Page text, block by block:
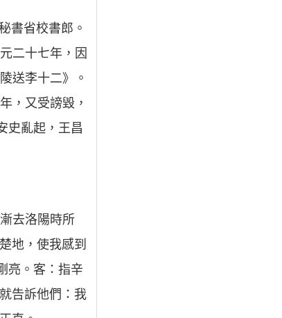
書省校書郎。
二十七年，因
送李十二》。
，又受謗毀，
史亂起，王昌
去洛陽時所
地，使我感到
亮。客：指辛
告訴他們：我